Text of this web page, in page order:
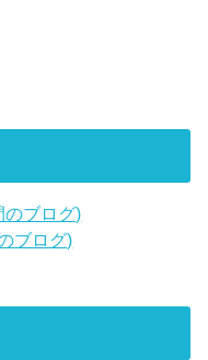
のブログ)
ブログ)